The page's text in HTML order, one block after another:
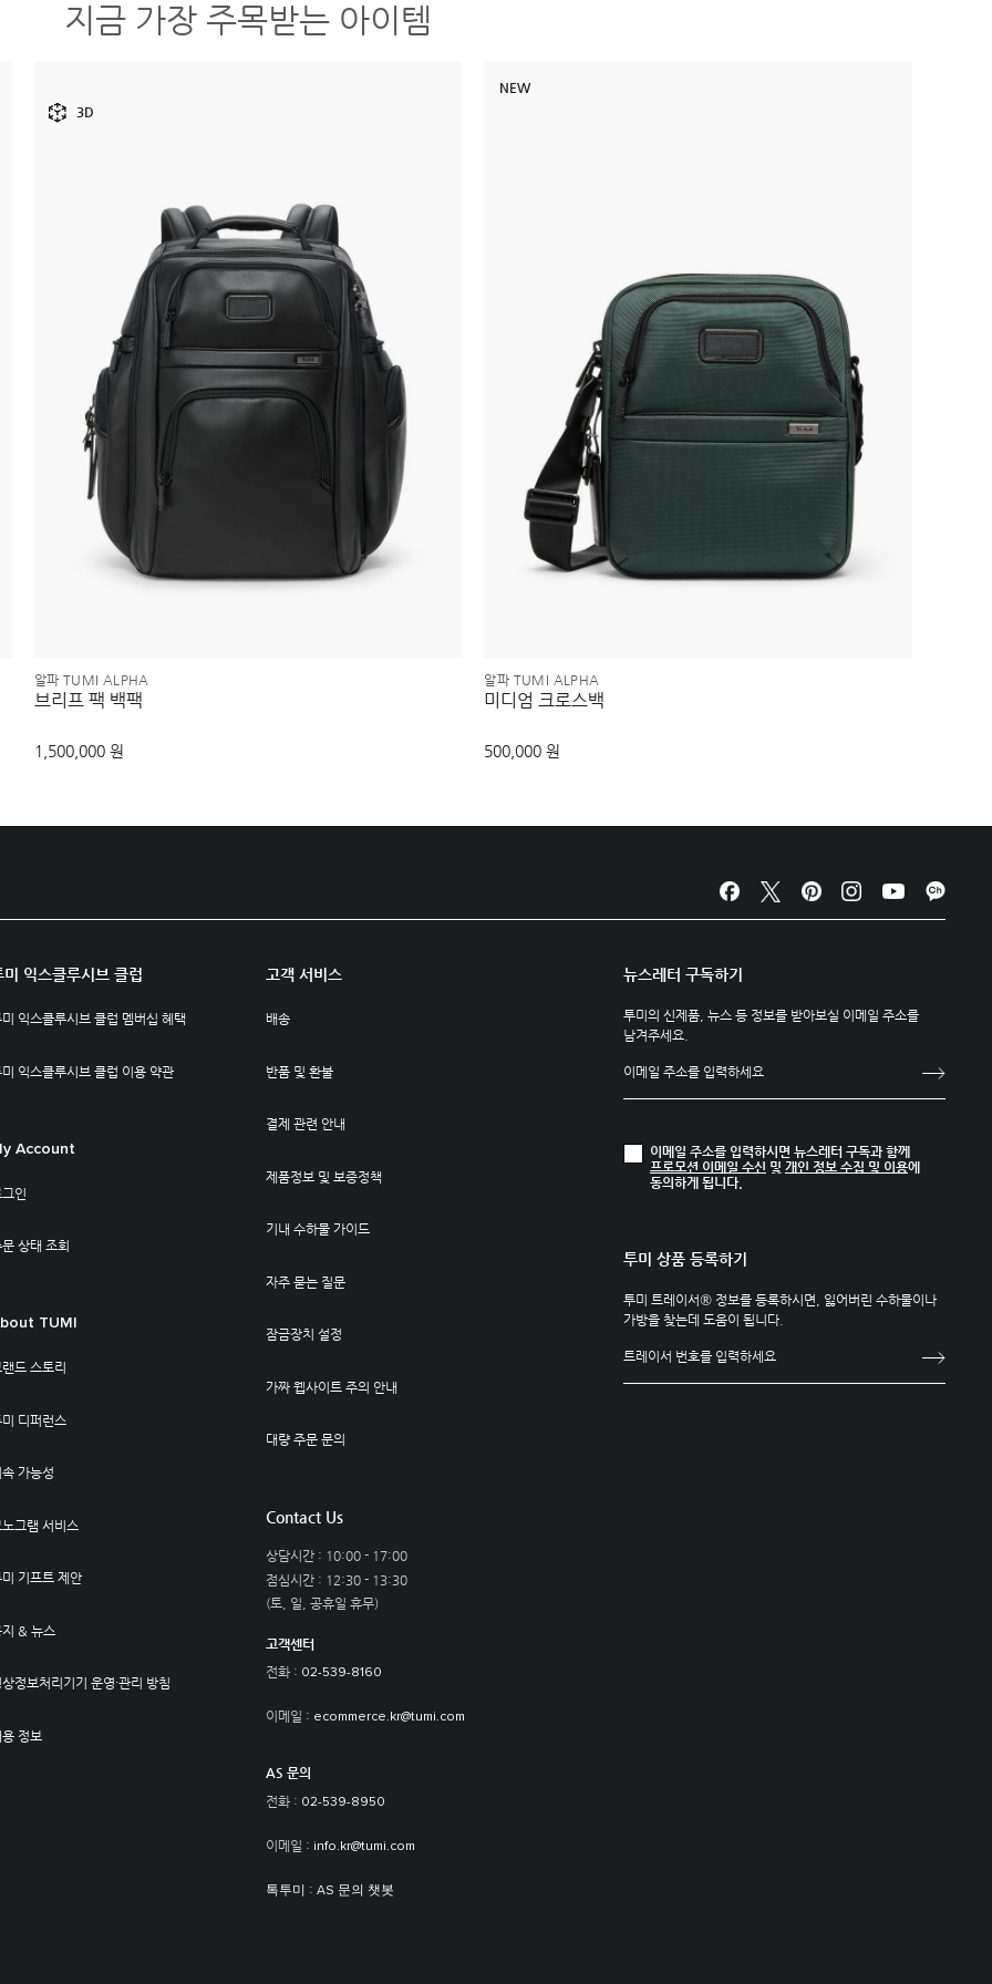
지금 가장 주목받는 아이템
3D
알파 TUMI ALPHA
브리프 팩 백팩
1,500,000 원
NEW
알파 TUMI ALPHA
미디엄 크로스백
500,000 원
미 익스클루시브 클럽
익스클루시브 클럽 멤버십 혜택
익스클루시브 클럽 이용 약관
Account
인
상태 조회
TUMI
드 스토리
디퍼런스
가능성
그램 서비스
기프트 제안
지 & 뉴스
정보처리기기 운영·관리 방침
정보
고객 서비스
배송
반품 및 환불
결제 관련 안내
제품정보 및 보증정책
기내 수하물 가이드
자주 묻는 질문
잠금장치 설정
가짜 웹사이트 주의 안내
대량 주문 문의
Contact Us
상담시간 : 10:00 - 17:00
점심시간 : 12:30 - 13:30
(토, 일, 공휴일 휴무)
고객센터
전화 : 02-539-8160
이메일 : ecommerce.kr@tumi.com
AS 문의
전화 : 02-539-8950
이메일 : info.kr@tumi.com
톡투미 : AS 문의 챗봇
뉴스레터 구독하기
투미의 신제품, 뉴스 등 정보를 받아보실 이메일 주소를
남겨주세요.
이메일 주소를 입력하시면 뉴스레터 구독과 함께
프로모션 이메일 수신 및 개인 정보 수집 및 이용에
동의하게 됩니다.
투미 상품 등록하기
투미 트레이서® 정보를 등록하시면, 잃어버린 수하물이나
가방을 찾는데 도움이 됩니다.